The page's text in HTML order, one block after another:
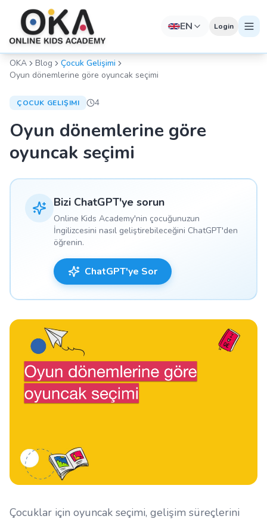
EN Login
OKA Blog
Çocuk Gelişimi
Oyun dönemlerine göre oyuncak seçimi
ÇOCUK GELIŞIMI 4
Oyun dönemlerine göre
oyuncak seçimi
Bizi ChatGPT'ye sorun
Online Kids Academy'nin çocuğunuzun
İngilizcesini nasıl geliştirebileceğini ChatGPT'den
öğrenin.
ChatGPT'ye Sor
Çocuklar için oyuncak seçimi, gelişim süreçlerini